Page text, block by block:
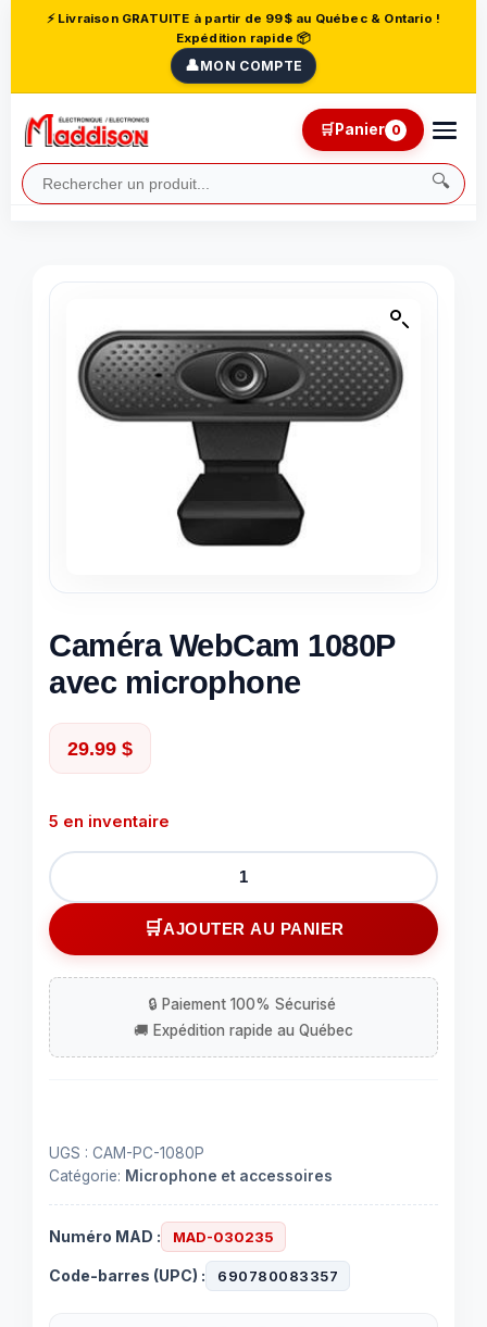
⚡ Livraison GRATUITE à partir de 99$ au Québec & Ontario !
Expédition rapide 📦
👤MON COMPTE
🔍
🛒Panier 0
Caméra WebCam 1080P
avec microphone
29.99 $
5 en inventaire
quantité
de
Caméra
WebCam
avec
microphone
AJOUTER AU PANIER
UGS : CAM-PC-1080P
Catégorie: Microphone et accessoires
Numéro MAD : MAD-030235
Code-barres (UPC) : 690780083357